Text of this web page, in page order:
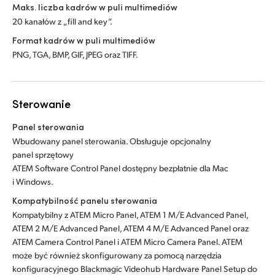
Maks. liczba kadrów w puli multimediów
20 kanałów z „fill and key”.
Format kadrów w puli multimediów
PNG, TGA, BMP, GIF, JPEG oraz TIFF.
Sterowanie
Panel sterowania
Wbudowany panel sterowania. Obsługuje opcjonalny
panel sprzętowy
ATEM Software Control Panel dostępny bezpłatnie dla Mac
i Windows.
Kompatybilność panelu sterowania
Kompatybilny z ATEM Micro Panel, ATEM 1 M/E Advanced Panel,
ATEM 2 M/E Advanced Panel, ATEM 4 M/E Advanced Panel oraz
ATEM Camera Control Panel i ATEM Micro Camera Panel. ATEM
może być również skonfigurowany za pomocą narzędzia
konfiguracyjnego Blackmagic Videohub Hardware Panel Setup do